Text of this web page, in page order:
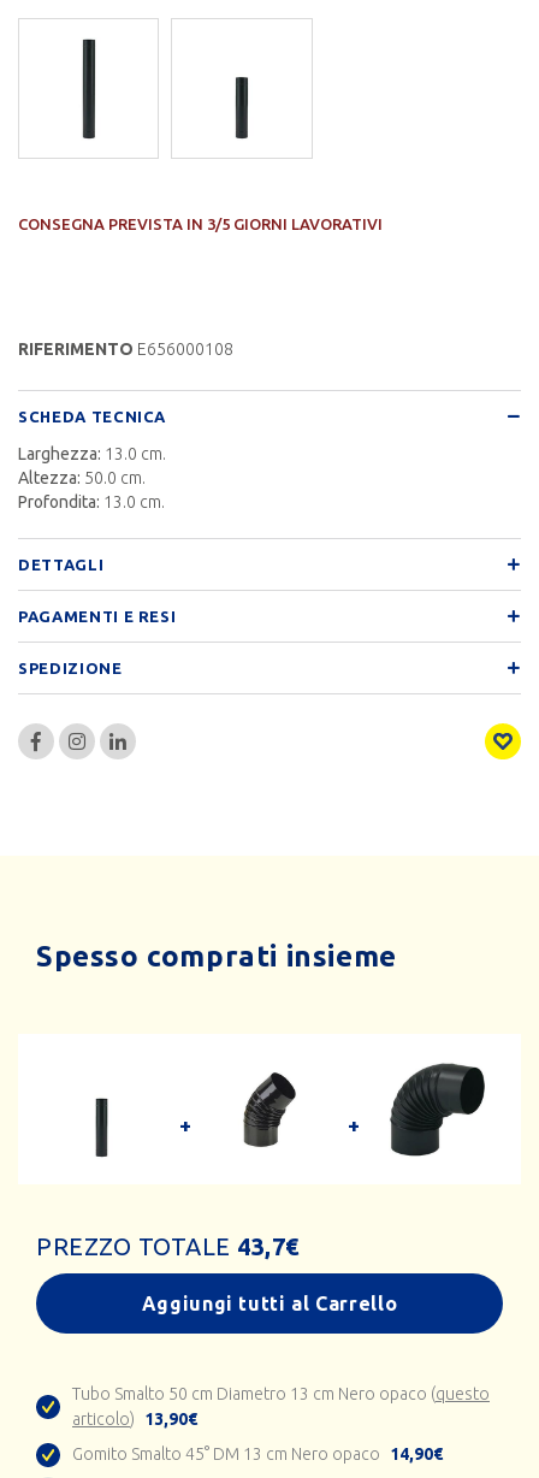
CONSEGNA PREVISTA IN 3/5 GIORNI LAVORATIVI
RIFERIMENTO E656000108
SCHEDA TECNICA
Larghezza: 13.0 cm.
Altezza: 50.0 cm.
Profondita: 13.0 cm.
DETTAGLI
PAGAMENTI E RESI
SPEDIZIONE
Spesso comprati insieme
PREZZO TOTALE 43,7€
Aggiungi tutti al Carrello
Tubo Smalto 50 cm Diametro 13 cm Nero opaco (questo
articolo)
13,90€
Gomito Smalto 45° DM 13 cm Nero opaco
14,90€